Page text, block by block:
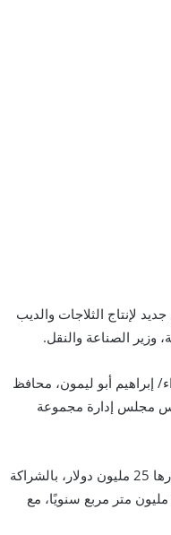
لإنتاج الثلاجات والديب
وزير الصناعة والنقل.
إبراهيم أبو ليمون، محافظ
مجلس إدارة مجموعة
وأشار إلى أن مساحة مصنع الزجاج تبلغ 20 ألف متر مربع، وقد تم إنشاؤه باستثمارات قدرها 25 مليون دولار، بالشراكة
مع شركة “يوتاتشي” اليابانية، حيث يُنتج زجاج واجهات المباني بأنواعه المختلفة، بطاقة 2 مليون متر مربع سنويًا، مع